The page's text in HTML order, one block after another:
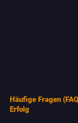
Häufige Fragen
Erfolg